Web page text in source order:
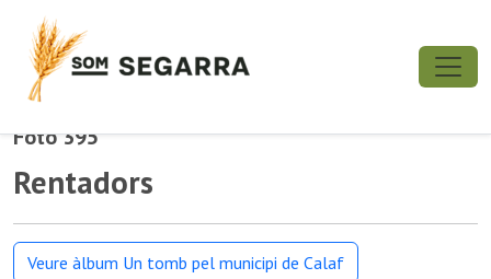
Foto 395
Rentadors
Veure àlbum Un tomb pel municipi de Calaf